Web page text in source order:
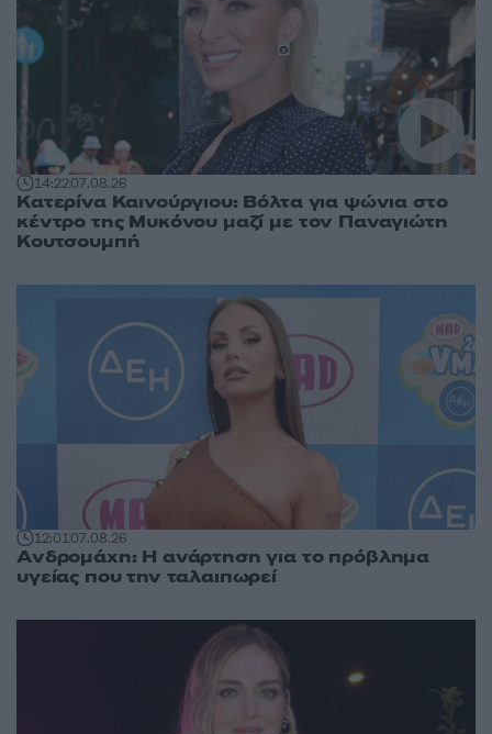
14:2207.08.26
Κατερίνα Καινούργιου: Βόλτα για ψώνια στο
κέντρο της Μυκόνου μαζί με τον Παναγιώτη
Κουτσουμπή
12:0107.08.26
Ανδρομάχη: Η ανάρτηση για το πρόβλημα
υγείας που την ταλαιπωρεί